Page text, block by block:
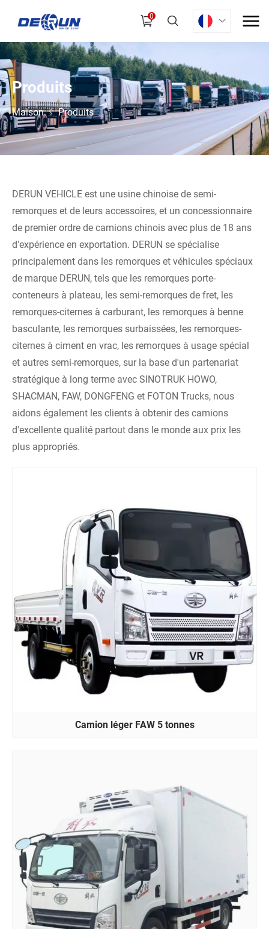
0
Produits
Maison Produits
DERUN VEHICLE est une usine chinoise de semi-
remorques et de leurs accessoires, et un concessionnaire
de premier ordre de camions chinois avec plus de 18 ans
d'expérience en exportation. DERUN se spécialise
principalement dans les remorques et véhicules spéciaux
de marque DERUN, tels que les remorques porte-
conteneurs à plateau, les semi-remorques de fret, les
remorques-citernes à carburant, les remorques à benne
basculante, les remorques surbaissées, les remorques-
citernes à ciment en vrac, les remorques à usage spécial
et autres semi-remorques, sur la base d'un partenariat
stratégique à long terme avec SINOTRUK HOWO,
SHACMAN, FAW, DONGFENG et FOTON Trucks, nous
aidons également les clients à obtenir des camions
d'excellente qualité partout dans le monde aux prix les
plus appropriés.
Camion léger FAW 5 tonnes